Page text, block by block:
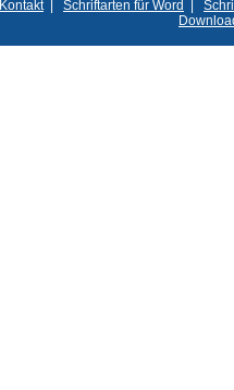
Kontakt| Schriftarten für Word